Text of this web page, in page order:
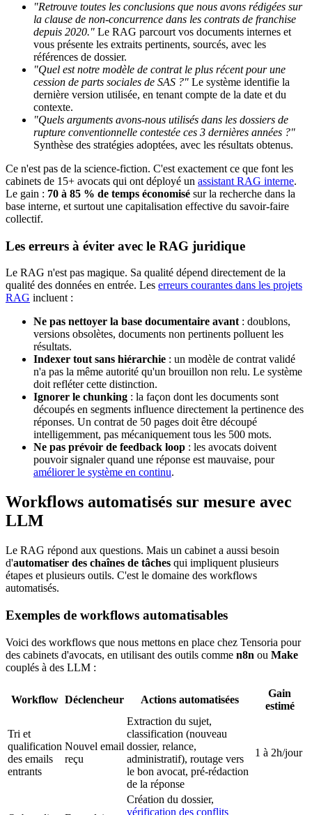
"Retrouve toutes les conclusions que nous avons rédigées sur
la clause de non-concurrence dans les contrats de franchise
depuis 2020." Le RAG parcourt vos documents internes et
vous présente les extraits pertinents, sourcés, avec les
références de dossier.
"Quel est notre modèle de contrat le plus récent pour une
cession de parts sociales de SAS ?" Le système identifie la
dernière version utilisée, en tenant compte de la date et du
contexte.
"Quels arguments avons-nous utilisés dans les dossiers de
rupture conventionnelle contestée ces 3 dernières années ?"
Synthèse des stratégies adoptées, avec les résultats obtenus.
Ce n'est pas de la science-fiction. C'est exactement ce que font les
cabinets de 15+ avocats qui ont déployé un assistant RAG interne.
Le gain : 70 à 85 % de temps économisé sur la recherche dans la
base interne, et surtout une capitalisation effective du savoir-faire
collectif.
Les erreurs à éviter avec le RAG juridique
Le RAG n'est pas magique. Sa qualité dépend directement de la
qualité des données en entrée. Les erreurs courantes dans les projets
RAG incluent :
Ne pas nettoyer la base documentaire avant: doublons,
versions obsolètes, documents non pertinents polluent les
résultats.
Indexer tout sans hiérarchie : un modèle de contrat validé
n'a pas la même autorité qu'un brouillon non relu. Le système
doit refléter cette distinction.
Ignorer le chunking : la façon dont les documents sont
découpés en segments influence directement la pertinence des
réponses. Un contrat de 50 pages doit être découpé
intelligemment, pas mécaniquement tous les 500 mots.
Ne pas prévoir de feedback loop : les avocats doivent
pouvoir signaler quand une réponse est mauvaise, pour
améliorer le système en continu.
Workflows automatisés sur mesure avec
LLM
Le RAG répond aux questions. Mais un cabinet a aussi besoin
d'automatiser des chaînes de tâches qui impliquent plusieurs
étapes et plusieurs outils. C'est le domaine des workflows
automatisés.
Exemples de workflows automatisables
Voici des workflows que nous mettons en place chez Tensoria pour
des cabinets d'avocats, en utilisant des outils comme n8n ou Make
couplés à des LLM :
Workflow Déclencheur Actions automatisées
Gain
estimé
Tri et
qualification
des emails
entrants
Nouvel email
reçu
Extraction du sujet,
classification (nouveau
dossier, relance,
administratif), routage vers
le bon avocat, pré-rédaction
de la réponse
1 à 2h/jour
Création du dossier,
vérification des conflits